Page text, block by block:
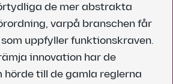
de mer abstrakta
varpå branschen får
uppfyller funktionskraven.
innovation har de
hörde till de gamla reglerna